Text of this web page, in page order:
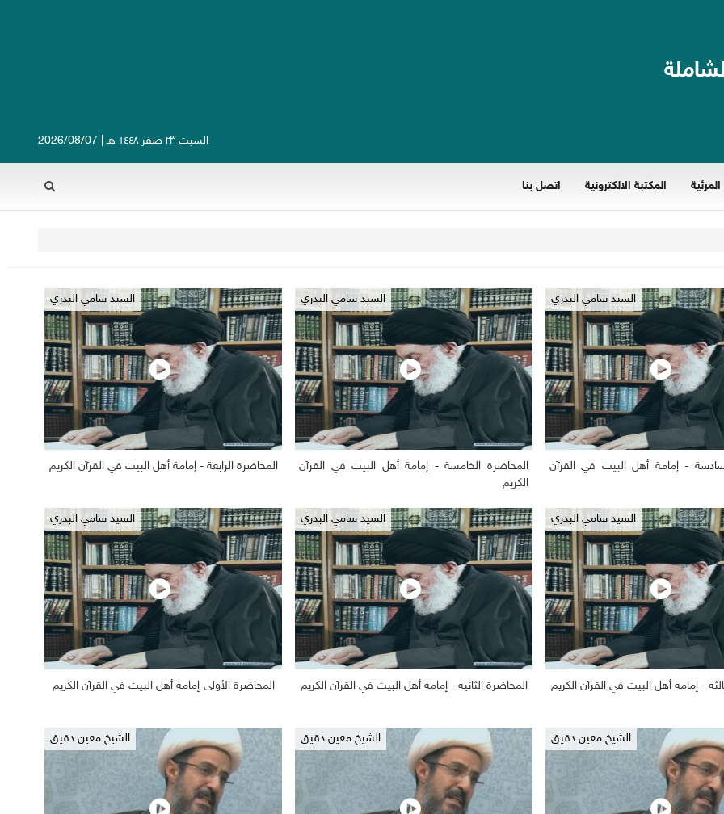
السبت ٢٣ صفر ١٤٤٨ هـ | 2026/08/07
المكتبة الالكترونية اتصل بنا
السيد سامي البدري
2019/03/03
- إمامة أهل البيت في القرآن
السيد سامي البدري
2019/03/03 1175
المحاضرة الخامسة - إمامة أهل البيت في القرآن
الكريم
السيد سامي البدري
2019/03/03 1163
المحاضرة الرابعة - إمامة أهل البيت في القرآن الكريم
السيد سامي البدري
2019/03/03
- إمامة أهل البيت في القرآن الكريم
السيد سامي البدري
2019/03/03 1165
المحاضرة الثانية - إمامة أهل البيت في القرآن الكريم
السيد سامي البدري
2019/03/03 2334
المحاضرة الأولى-إمامة أهل البيت في القرآن الكريم
الشيخ معين دقيق الشيخ معين دقيق الشيخ معين دقيق